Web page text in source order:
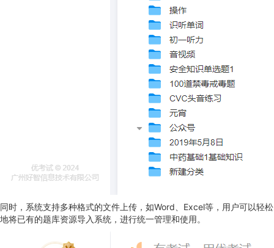
同时，系统支持多种格式的文件上传，如Word、Excel等，用户可以轻松
地将已有的题库资源导入系统，进行统一管理和使用。